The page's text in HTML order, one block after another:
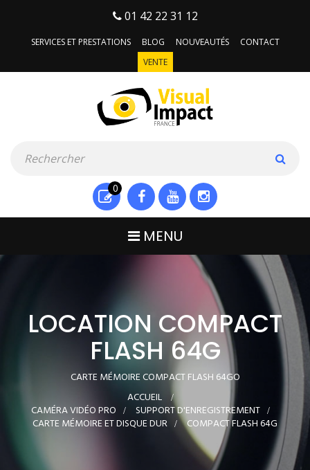
01 42 22 31 12
SERVICES ET PRESTATIONS BLOG NOUVEAUTÉS
CONTACT
VENTE
0
MENU
LOCATION COMPACT
FLASH 64G
CARTE MÉMOIRE COMPACT FLASH 64GO
ACCUEIL >
CAMÉRA VIDÉO PRO > SUPPORT D'ENREGISTREMENT >
CARTE MÉMOIRE ET DISQUE DUR > COMPACT FLASH 64G